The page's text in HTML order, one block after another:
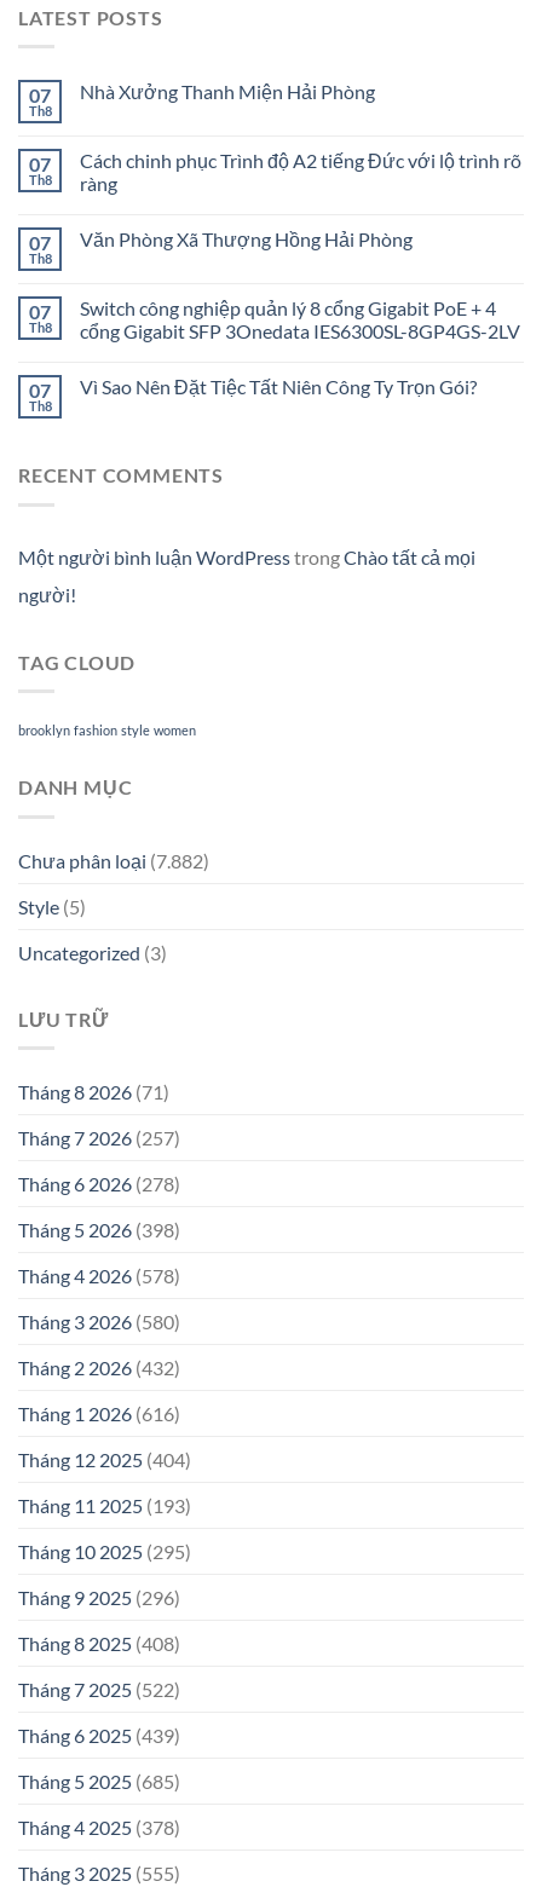
LATEST POSTS
07
Th8
Nhà Xưởng Thanh Miện Hải Phòng
07
Th8
Cách chinh phục Trình độ A2 tiếng Đức với lộ trình rõ
ràng
07
Th8
Văn Phòng Xã Thượng Hồng Hải Phòng
07
Th8
Switch công nghiệp quản lý 8 cổng Gigabit PoE + 4
cổng Gigabit SFP 3Onedata IES6300SL-8GP4GS-2LV
07
Th8
Vì Sao Nên Đặt Tiệc Tất Niên Công Ty Trọn Gói?
RECENT COMMENTS
Một người bình luận WordPresstrongChào tất cả mọi
người!
TAG CLOUD
brooklyn fashion style women
DANH MỤC
Chưa phân loại (7.882)
Style (5)
Uncategorized (3)
LƯU TRỮ
Tháng 8 2026 (71)
Tháng 7 2026 (257)
Tháng 6 2026 (278)
Tháng 5 2026 (398)
Tháng 4 2026 (578)
Tháng 3 2026 (580)
Tháng 2 2026 (432)
Tháng 1 2026 (616)
Tháng 12 2025 (404)
Tháng 11 2025 (193)
Tháng 10 2025 (295)
Tháng 9 2025 (296)
Tháng 8 2025 (408)
Tháng 7 2025 (522)
Tháng 6 2025 (439)
Tháng 5 2025 (685)
Tháng 4 2025 (378)
Tháng 3 2025 (555)